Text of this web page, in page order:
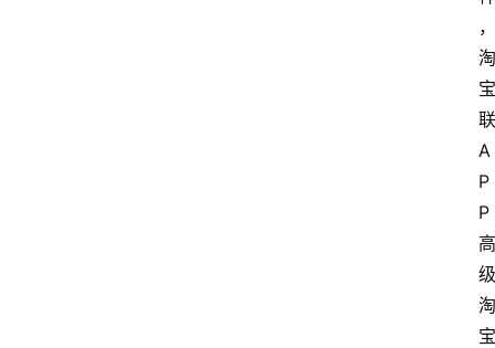
，
淘
宝
联
A
P
P
高
级
淘
宝